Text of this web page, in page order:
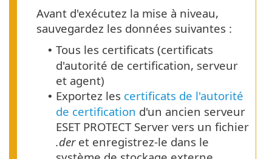
Avant d'exécutez la mise à niveau,
sauvegardez les données suivantes :
• Tous les certificats (certificats
d'autorité de certification, serveur
et agent)
• Exportez les certificats de l'autorité
de certification d'un ancien serveur
ESET PROTECT Server vers un fichier
.deret enregistrez-le dans le